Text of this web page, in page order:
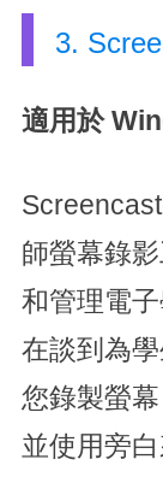
3.
適用於
師螢幕錄
和管理電
在談到為
您錄製螢
並使用旁